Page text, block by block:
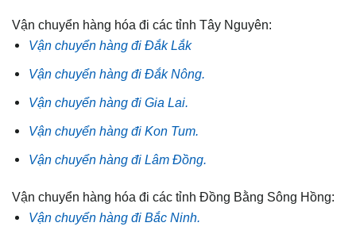
Vận chuyển hàng hóa đi các tỉnh Tây Nguyên:
Vận chuyển hàng đi Đắk Lắk
Vận chuyển hàng đi Đắk Nông.
Vận chuyển hàng đi Gia Lai.
Vận chuyển hàng đi Kon Tum.
Vận chuyển hàng đi Lâm Đồng.
Vận chuyển hàng hóa đi các tỉnh Đồng Bằng Sông Hồng:
Vận chuyển hàng đi Bắc Ninh.